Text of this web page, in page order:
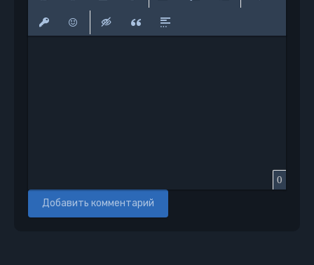
Полужирный
Курсив Подчеркнутый
0
Добавить комментарий